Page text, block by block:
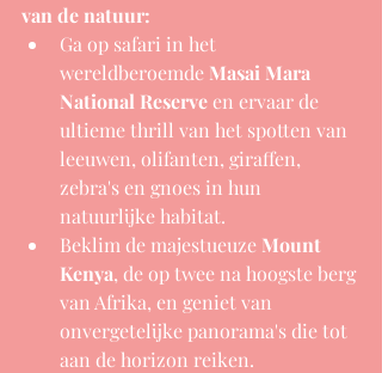
van de natuur:
Ga op safari in het
wereldberoemde Masai Mara
National Reserve en ervaar de
ultieme thrill van het spotten van
leeuwen, olifanten, giraffen,
zebra's en gnoes in hun
natuurlijke habitat.
Beklim de majestueuze Mount
Kenya, de op twee na hoogste berg
van Afrika, en geniet van
onvergetelijke panorama's die tot
aan de horizon reiken.